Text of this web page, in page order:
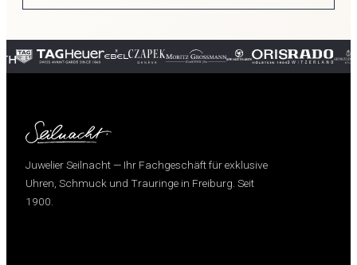
Juwelier Seilnacht — Ihr Fachgeschäft für exklusive
Uhren, Schmuck und Trauringe in Freiburg. Seit
1900.